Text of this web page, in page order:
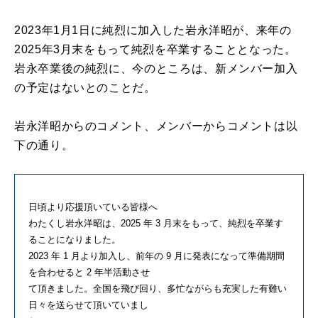
2023年1月1日に純烈に加入した岩永洋昭が、来年の
2025年3月末をもって純烈を卒業することとなった。
岩永卒業後の純烈に、今のところは、新メンバー加入
の予定はないとのことだ。
岩永洋昭からのコメント、メンバーからコメントは以
下の通り。
日頃より応援頂いている皆様へ
わたくし岩永洋昭は、2025 年 3 月末をもって、純烈を卒業す
ることになりました。
2023 年 1 月より加入し、前年の 9 月に発表になって準備期間
を合わせると 2 年半活動させ
て頂きました。全国を飛び回り、多忙ながらも充実した有難い
日々を送らせて頂いていまし